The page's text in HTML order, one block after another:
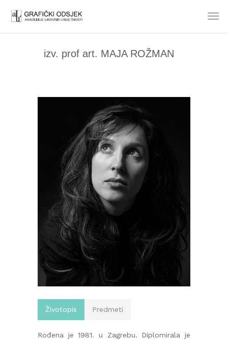
izv. prof art. MAJA ROŽMAN
Životopis Predmeti
Rođena je 1981. u Zagrebu. Diplomirala je